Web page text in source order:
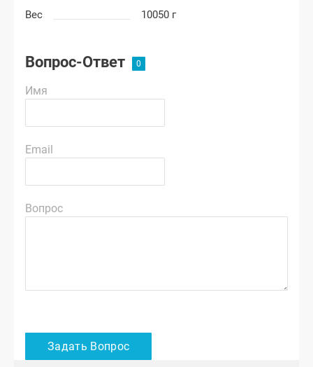
Вес
10050 г
Вопрос-Ответ
Имя
Email
Вопрос